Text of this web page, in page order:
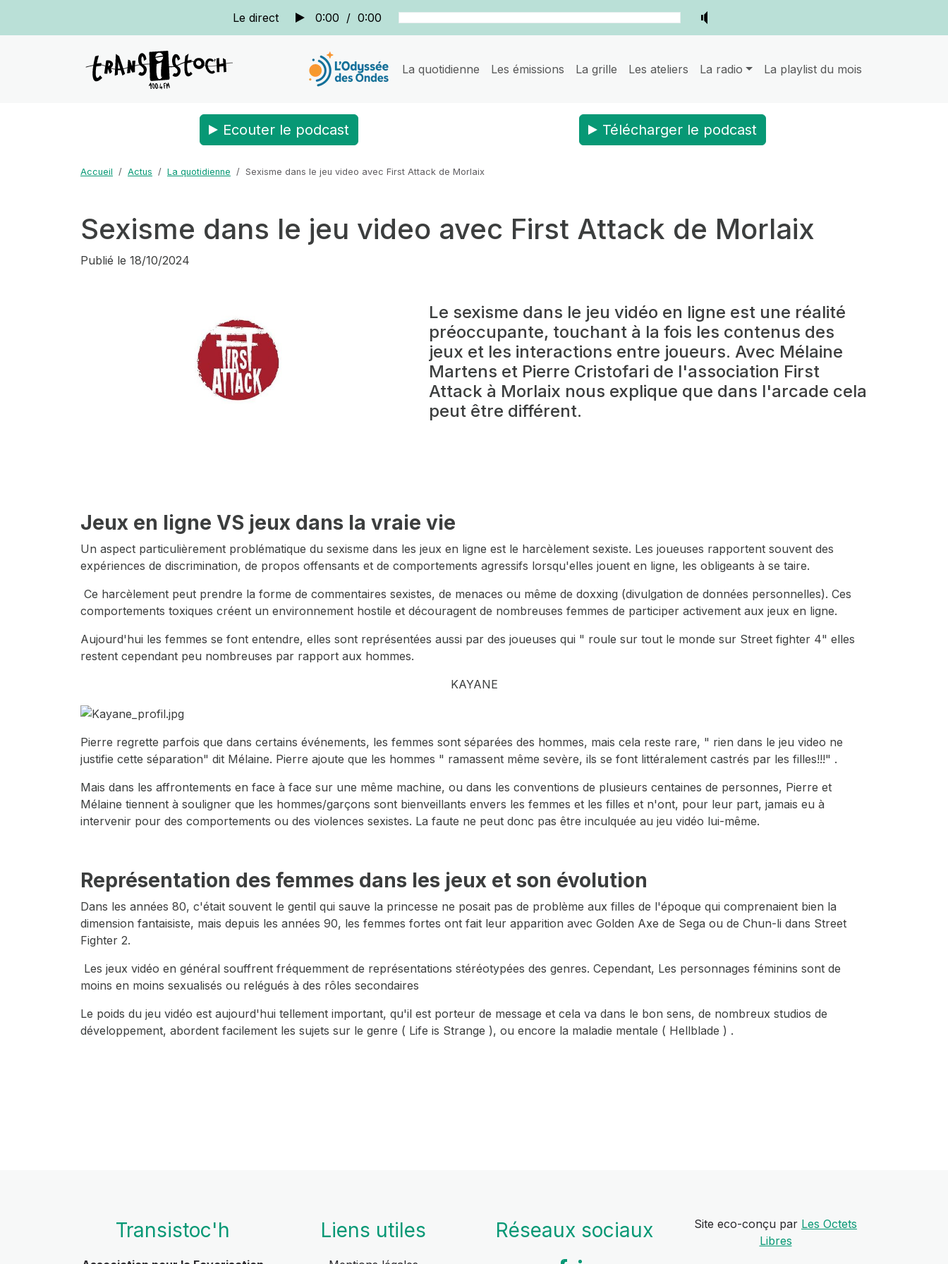
Le direct 0:00 / 0:00
La quotidienne Les émissions La grille Les ateliers La radio La playlist du mois
Ecouter le podcast Télécharger le podcast
Accueil Actus La quotidienne Sexisme dans le jeu video avec First Attack de Morlaix
Sexisme dans le jeu video avec First Attack de Morlaix
Publié le 18/10/2024
Le sexisme dans le jeu vidéo en ligne est une réalité
préoccupante, touchant à la fois les contenus des
jeux et les interactions entre joueurs. Avec Mélaine
Martens et Pierre Cristofari de l'association First
Attack à Morlaix nous explique que dans l'arcade cela
peut être différent.
Jeux en ligne VS jeux dans la vraie vie
Un aspect particulièrement problématique du sexisme dans les jeux en ligne est le harcèlement sexiste. Les joueuses rapportent souvent des
expériences de discrimination, de propos offensants et de comportements agressifs lorsqu'elles jouent en ligne, les obligeants à se taire.
Ce harcèlement peut prendre la forme de commentaires sexistes, de menaces ou même de doxxing (divulgation de données personnelles). Ces
comportements toxiques créent un environnement hostile et découragent de nombreuses femmes de participer activement aux jeux en ligne.
Aujourd'hui les femmes se font entendre, elles sont représentées aussi par des joueuses qui " roule sur tout le monde sur Street fighter 4" elles
restent cependant peu nombreuses par rapport aux hommes.
KAYANE
Pierre regrette parfois que dans certains événements, les femmes sont séparées des hommes, mais cela reste rare, " rien dans le jeu video ne
justifie cette séparation" dit Mélaine. Pierre ajoute que les hommes " ramassent même sevère, ils se font littéralement castrés par les filles!!!" .
Mais dans les affrontements en face à face sur une même machine, ou dans les conventions de plusieurs centaines de personnes, Pierre et
Mélaine tiennent à souligner que les hommes/garçons sont bienveillants envers les femmes et les filles et n'ont, pour leur part, jamais eu à
intervenir pour des comportements ou des violences sexistes. La faute ne peut donc pas être inculquée au jeu vidéo lui-même.
Représentation des femmes dans les jeux et son évolution
Dans les années 80, c'était souvent le gentil qui sauve la princesse ne posait pas de problème aux filles de l'époque qui comprenaient bien la
dimension fantaisiste, mais depuis les années 90, les femmes fortes ont fait leur apparition avec Golden Axe de Sega ou de Chun-li dans Street
Fighter 2.
Les jeux vidéo en général souffrent fréquemment de représentations stéréotypées des genres. Cependant, Les personnages féminins sont de
moins en moins sexualisés ou relégués à des rôles secondaires
Le poids du jeu vidéo est aujourd'hui tellement important, qu'il est porteur de message et cela va dans le bon sens, de nombreux studios de
développement, abordent facilement les sujets sur le genre ( Life is Strange ), ou encore la maladie mentale ( Hellblade ) .
Transistoc'h Liens utiles Réseaux sociaux Site eco-conçu par Les Octets
Libres